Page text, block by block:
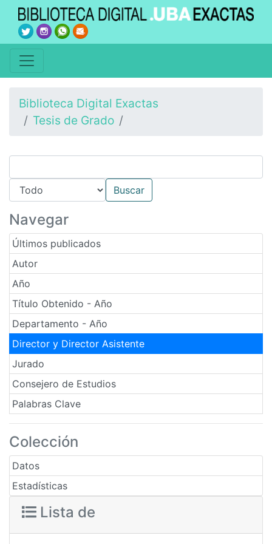
Biblioteca Digital Exactas
Tesis de Grado
Navegar
Últimos publicados
Autor
Año
Título Obtenido - Año
Departamento - Año
Director y Director Asistente
Jurado
Consejero de Estudios
Palabras Clave
Colección
Datos
Estadísticas
Lista de